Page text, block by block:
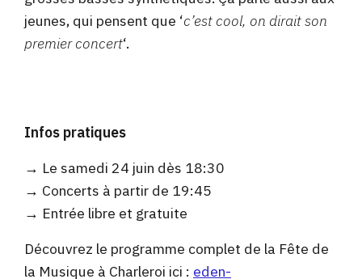
jeunes, qui pensent que ‘c’est cool, on dirait son
premier concert‘.
Infos pratiques
→ Le samedi 24 juin dès 18:30
→ Concerts à partir de 19:45
→ Entrée libre et gratuite
Découvrez le programme complet de la Fête de
la Musique à Charleroi ici : eden-